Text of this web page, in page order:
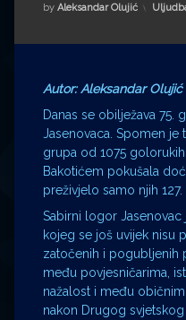
Impressum
Milenko Strižak
Drugi autori
Drugi autori
Matea Andrić
Ljiljana Lekanić-Kljaić
Željko Krznarić
Mario Lovreković
Miroslav Šantek
by Aleksandar Olujić
Autor: Aleksandar Olujić
Danas se obilježava
Jasenovaca. Spomen je
grupa od 1075
Bakotićem pokušala
preživjelo samo njih 127.
Sabirni logor
kojeg se još uvijek nisu
zatočenih i pogubljenih
među povjesničarima,
nažalost i među
nakon Drugog